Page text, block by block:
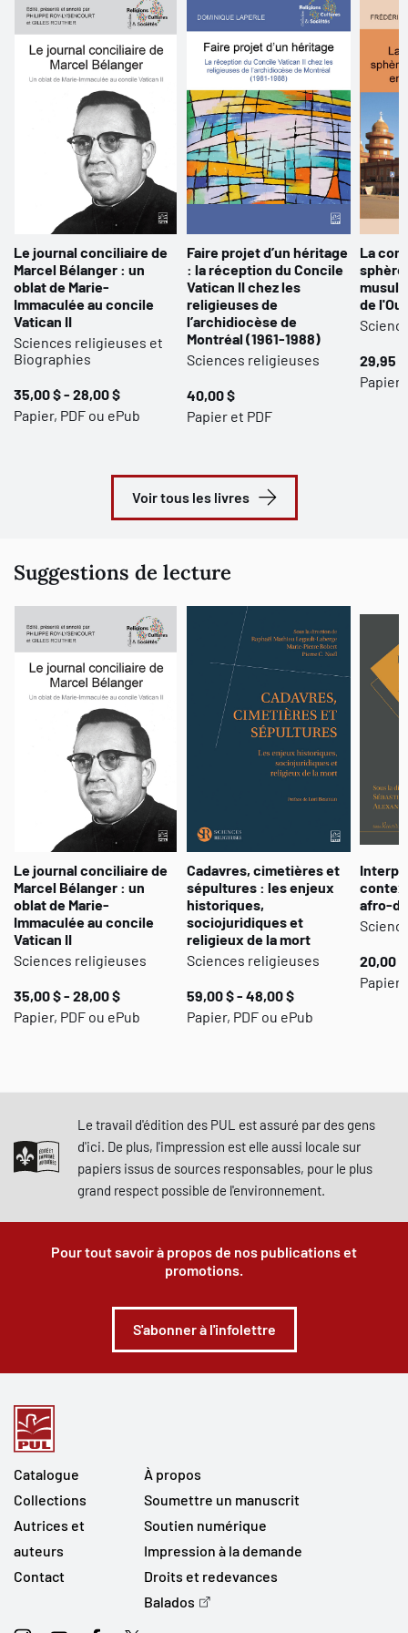
Le journal conciliaire de
Marcel Bélanger : un
oblat de Marie-
Immaculée au concile
Vatican II
Sciences religieuses et
Biographies
35,00 $ - 28,00 $
Papier, PDF ou ePub
Faire projet d’un héritage
: la réception du Concile
Vatican II chez les
religieuses de
l’archidiocèse de
Montréal (1961-1988)
Sciences religieuses
40,00 $
Papier et PDF
La
de
29,95 $
Papier
Voir tous les livres
Suggestions de lecture
Le journal conciliaire de
Marcel Bélanger : un
oblat de Marie-
Immaculée au concile
Vatican II
Sciences religieuses
35,00 $ - 28,00 $
Papier, PDF ou ePub
Cadavres, cimetières et
sépultures : les enjeux
historiques,
sociojuridiques et
religieux de la mort
Sciences religieuses
59,00 $ - 48,00 $
Papier, PDF ou ePub
afro-
20,00
Papier,
Le travail d'édition des PUL est assuré par des gens
d'ici. De plus, l'impression est elle aussi locale sur
papiers issus de sources responsables, pour le plus
grand respect possible de l'environnement.
Pour tout savoir à propos de nos publications et
promotions.
S'abonner à l'infolettre
Catalogue
Collections
Autrices et
auteurs
Contact
À propos
Soumettre un manuscrit
Soutien numérique
Impression à la demande
Droits et redevances
Balados